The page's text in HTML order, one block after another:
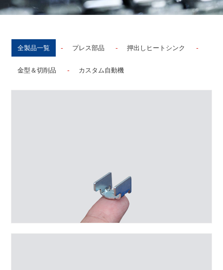
全製品一覧 - プレス部品 - 押出しヒートシンク -
金型＆切削品 - カスタム自動機